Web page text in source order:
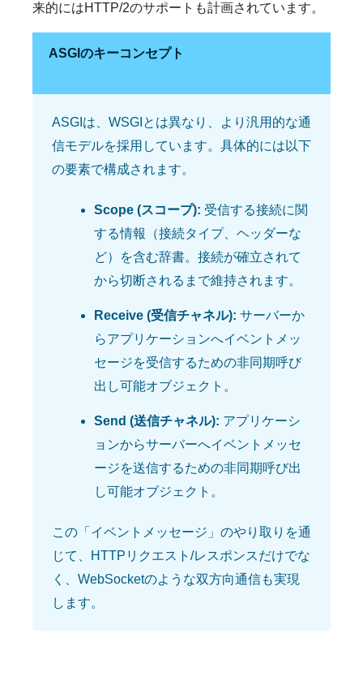
来的にはHTTP/2のサポートも計画されています。
ASGIのキーコンセプト
ASGIは、WSGIとは異なり、より汎用的な通
信モデルを採用しています。具体的には以下
の要素で構成されます。
Scope (スコープ): 受信する接続に関
する情報（接続タイプ、ヘッダーな
ど）を含む辞書。接続が確立されて
から切断されるまで維持されます。
Receive (受信チャネル): サーバーか
らアプリケーションへイベントメッ
セージを受信するための非同期呼び
出し可能オブジェクト。
Send (送信チャネル): アプリケーシ
ョンからサーバーへイベントメッセ
ージを送信するための非同期呼び出
し可能オブジェクト。
この「イベントメッセージ」のやり取りを通
じて、HTTPリクエスト/レスポンスだけでな
く、WebSocketのような双方向通信も実現
します。